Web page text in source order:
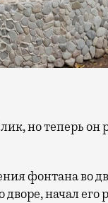
фонтана во
начал